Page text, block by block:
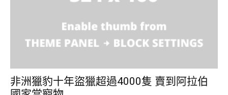
非洲獵豹十年盜獵超過4000隻 賣到阿拉伯